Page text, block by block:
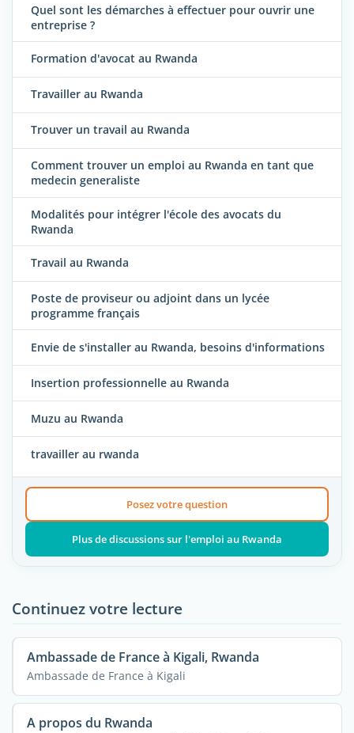
Quel sont les démarches à effectuer pour ouvrir une
entreprise ?
Formation d'avocat au Rwanda
Travailler au Rwanda
Trouver un travail au Rwanda
Comment trouver un emploi au Rwanda en tant que
medecin generaliste
Modalités pour intégrer l'école des avocats du
Rwanda
Travail au Rwanda
Poste de proviseur ou adjoint dans un lycée
programme français
Envie de s'installer au Rwanda, besoins d'informations
Insertion professionnelle au Rwanda
Muzu au Rwanda
travailler au rwanda
Posez votre question
Plus de discussions sur l'emploi au Rwanda
Continuez votre lecture
Ambassade de France à Kigali, Rwanda
Ambassade de France à Kigali
A propos du Rwanda